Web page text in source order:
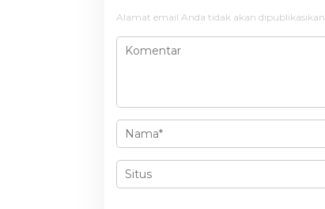
s
i
s
Alamat email Anda tidak akan dipublikasikan.